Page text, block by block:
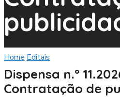
Home Editais
publicidade
Dispensa n.º
Contratação de